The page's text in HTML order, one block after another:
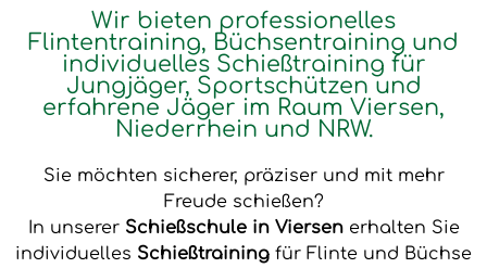
Wir bieten professionelles
Flintentraining, Büchsentraining und
individuelles Schießtraining für
Jungjäger, Sportschützen und
erfahrene Jäger im Raum Viersen,
Niederrhein und NRW.
Sie möchten sicherer, präziser und mit mehr
Freude schießen?
In unserer Schießschule in Viersenerhalten Sie
individuelles Schießtraining für Flinte und Büchse